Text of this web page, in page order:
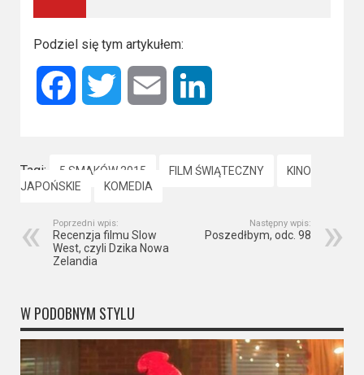
Podziel się tym artykułem:
Facebook Twitter Email
Tagi: 5 SMAKÓW 2015 FILM ŚWIĄTECZNY
KINO
JAPOŃSKIE
KOMEDIA
Poprzedni wpis:
Recenzja filmu Slow
West, czyli Dzika Nowa
Zelandia
Następny wpis:
Poszedłbym, odc. 98
W PODOBNYM STYLU